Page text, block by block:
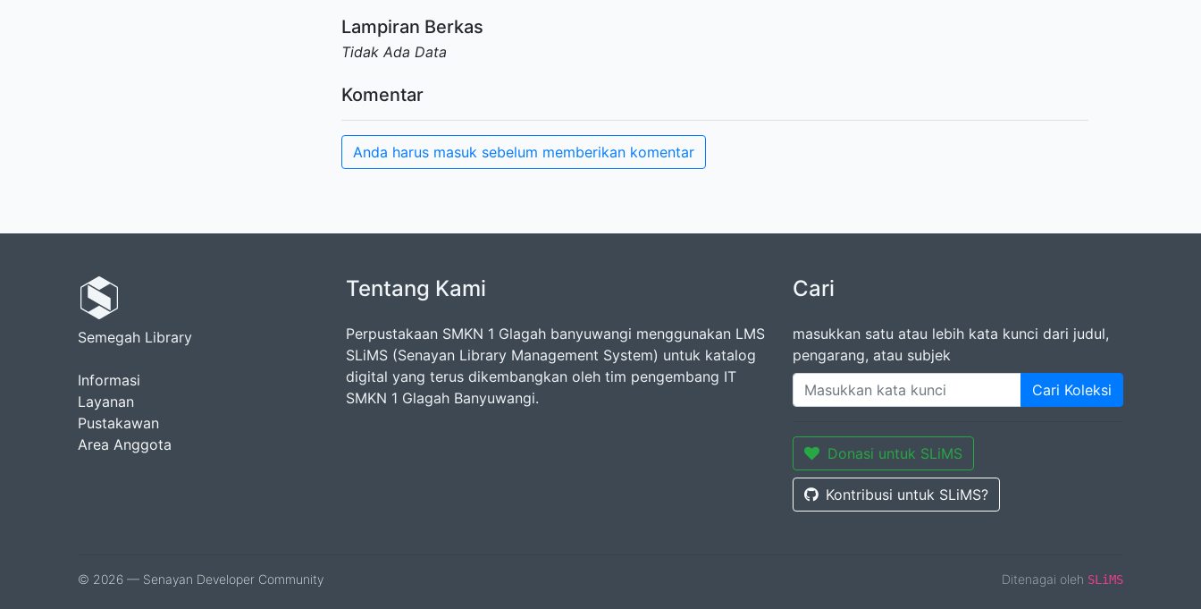
Lampiran Berkas
Tidak Ada Data
Komentar
Anda harus masuk sebelum memberikan komentar
Semegah Library
Informasi
Layanan
Pustakawan
Area Anggota
Tentang Kami
Perpustakaan SMKN 1 Glagah banyuwangi menggunakan LMS
SLiMS (Senayan Library Management System) untuk katalog
digital yang terus dikembangkan oleh tim pengembang IT
SMKN 1 Glagah Banyuwangi.
Cari
masukkan satu atau lebih kata kunci dari judul,
pengarang, atau subjek
Cari Koleksi
Donasi untuk SLiMS
Kontribusi untuk SLiMS?
© 2026 — Senayan Developer Community Ditenagai oleh SLiMS